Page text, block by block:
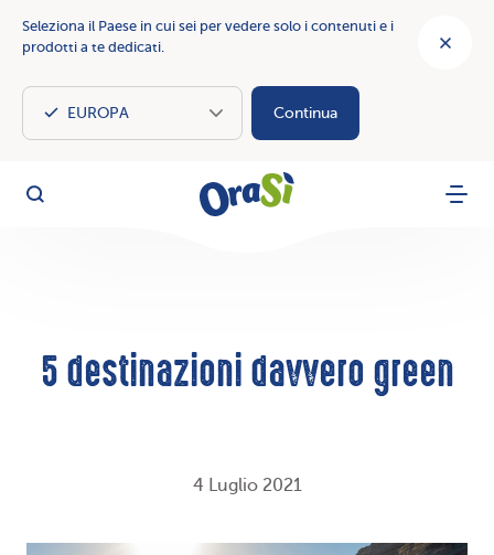
Seleziona il Paese in cui sei per vedere solo i contenuti e i
prodotti a te dedicati.
Continua
OraSì
Cerca Menu
5 destinazioni davvero green
4 Luglio 2021